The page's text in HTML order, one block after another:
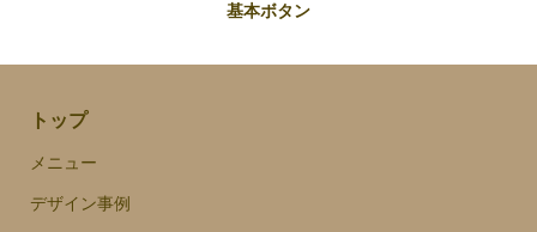
基本ボタン
トップ
メニュー
デザイン事例